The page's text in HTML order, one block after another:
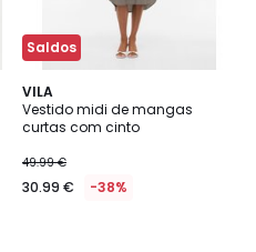
Saldos
VILA
Vestido midi de mangas
curtas com cinto
49.99 €
30.99 € -38%